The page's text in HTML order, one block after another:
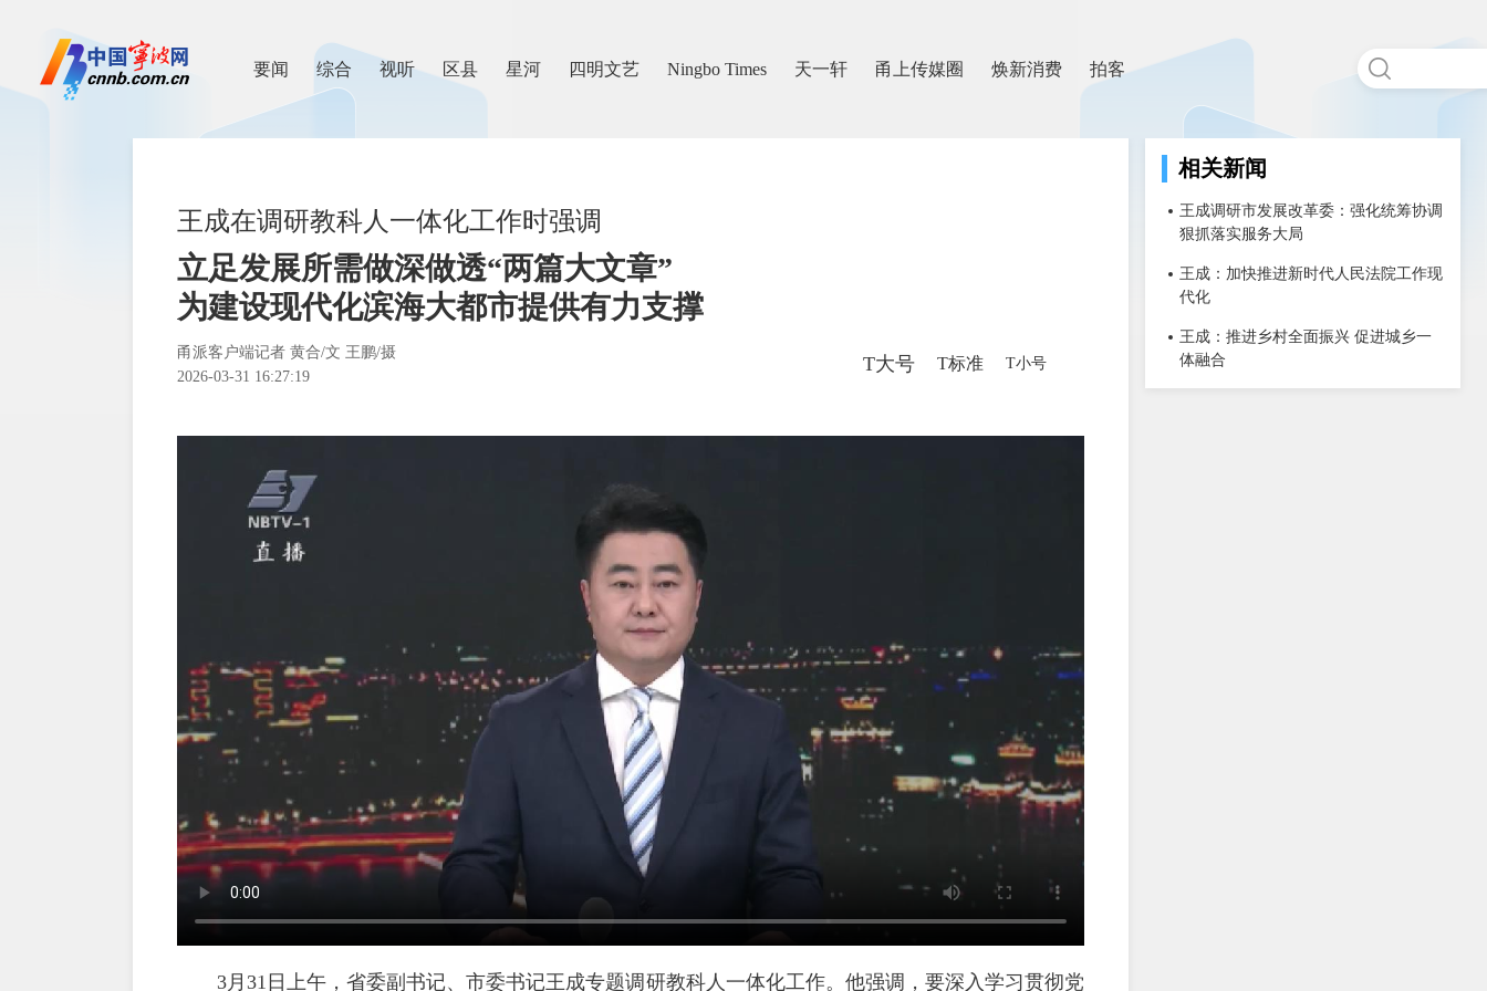
要闻 综合 视听 区县 星河 四明文艺 Ningbo Times 天一轩 甬上传媒圈 焕新消费 拍客
王成在调研教科人一体化工作时强调
立足发展所需做深做透“两篇大文章”
为建设现代化滨海大都市提供有力支撑
甬派客户端记者 黄合/文 王鹏/摄
2026-03-31 16:27:19
T大号 T标准 T小号
3月31日上午，省委副书记、市委书记王成专题调研教科人一体化工作。他强调，要深入学习贯彻党
相关新闻
王成调研市发展改革委：强化统筹协调
狠抓落实服务大局
王成：加快推进新时代人民法院工作现
代化
王成：推进乡村全面振兴 促进城乡一
体融合